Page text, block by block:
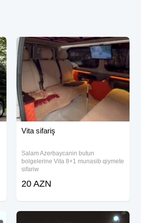
Vita sifariş
Salam Azerbaycanin butun
bolgelerine Vita 8+1 munasib qiymete
sifariw
20 AZN